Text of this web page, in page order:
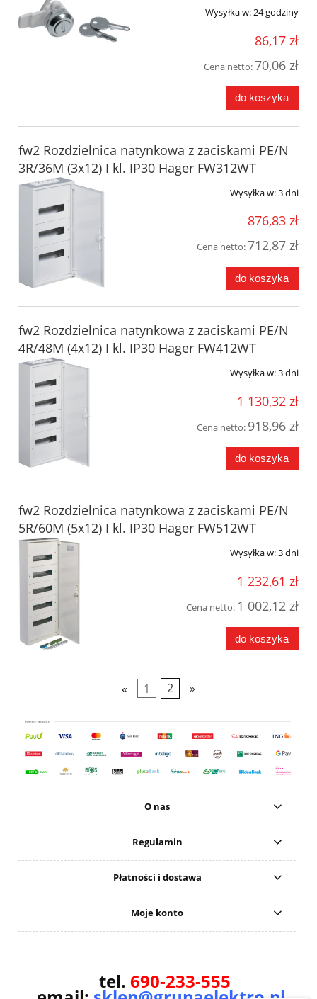
Wysyłka w:24 godziny
86,17 zł
Cena netto:70,06 zł
do koszyka
fw2 Rozdzielnica natynkowa z zaciskami PE/N
3R/36M (3x12) I kl. IP30 Hager FW312WT
Wysyłka w:3 dni
876,83 zł
Cena netto:712,87 zł
do koszyka
fw2 Rozdzielnica natynkowa z zaciskami PE/N
4R/48M (4x12) I kl. IP30 Hager FW412WT
Wysyłka w:3 dni
1 130,32 zł
Cena netto: 918,96 zł
do koszyka
fw2 Rozdzielnica natynkowa z zaciskami PE/N
5R/60M (5x12) I kl. IP30 Hager FW512WT
Wysyłka w:3 dni
1 232,61 zł
Cena netto: 1 002,12 zł
do koszyka
« 1 2 »
O nas
Regulamin
Płatności i dostawa
Moje konto
tel. 690-233-555